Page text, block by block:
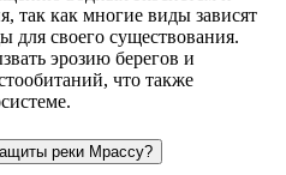
так как многие виды зависят
для своего существования.
эрозию берегов и
что также
реки Мрассу?